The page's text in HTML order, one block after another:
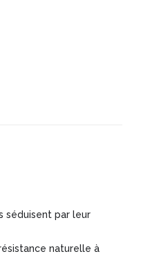
séduisent par leur
naturelle à